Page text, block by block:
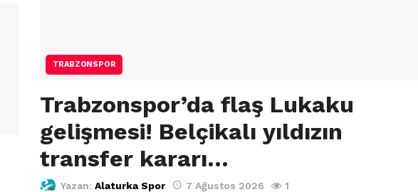
TRABZONSPOR
Trabzonspor’da flaş Lukaku
gelişmesi! Belçikalı yıldızın
transfer kararı…
Yazan: Alaturka Spor 7 Ağustos 2026 1